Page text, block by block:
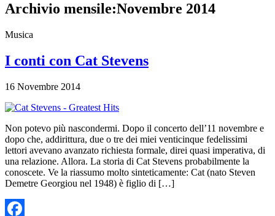
Archivio mensile:Novembre 2014
Musica
I conti con Cat Stevens
16 Novembre 2014
Non potevo più nascondermi. Dopo il concerto dell’11 novembre e
dopo che, addirittura, due o tre dei miei venticinque fedelissimi
lettori avevano avanzato richiesta formale, direi quasi imperativa, di
una relazione. Allora. La storia di Cat Stevens probabilmente la
conoscete. Ve la riassumo molto sinteticamente: Cat (nato Steven
Demetre Georgiou nel 1948) è figlio di […]